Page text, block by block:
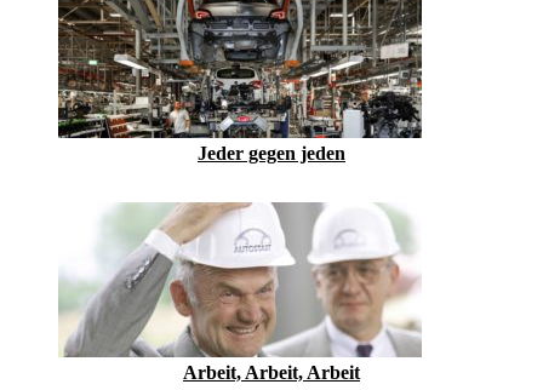
Jeder gegen jeden
Arbeit, Arbeit, Arbeit